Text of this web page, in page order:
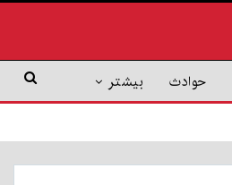
حوادث بیشتر